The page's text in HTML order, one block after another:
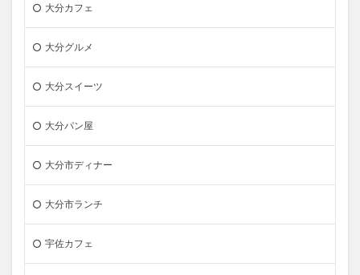
大分カフェ
大分グルメ
大分スイーツ
大分パン屋
大分市ディナー
大分市ランチ
宇佐カフェ